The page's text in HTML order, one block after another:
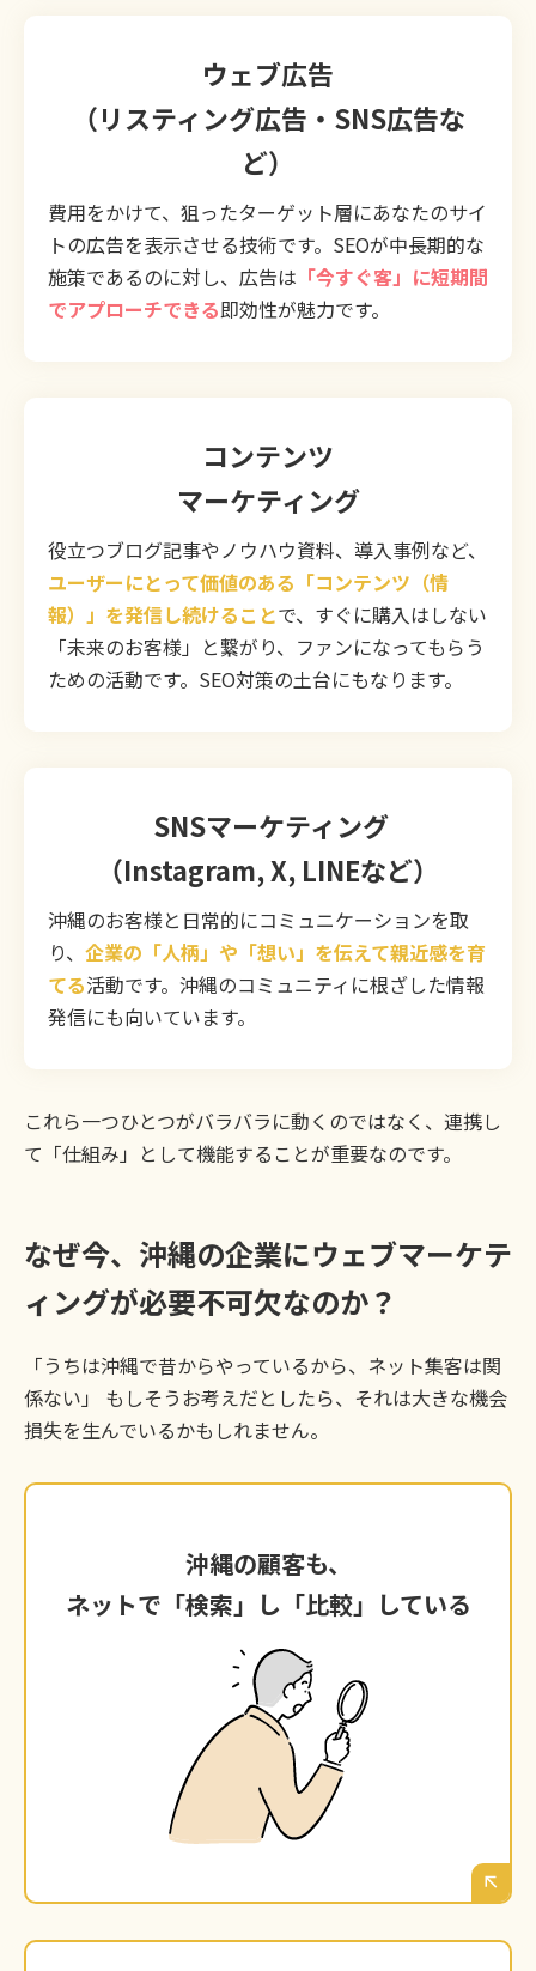
ウェブ広告
（リスティング広告・SNS広告な
ど）
費用をかけて、狙ったターゲット層にあなたのサイ
トの広告を表示させる技術です。SEOが中長期的な
施策であるのに対し、広告は 「今すぐ客」に短期間
でアプローチできる即効性が魅力です。
コンテンツ
マーケティング
役立つブログ記事やノウハウ資料、導入事例など、
ユーザーにとって価値のある「コンテンツ（情
報）」を発信し続けることで、すぐに購入はしない
「未来のお客様」と繋がり、ファンになってもらう
ための活動です。SEO対策の土台にもなります。
SNSマーケティング
（Instagram, X, LINEなど）
沖縄のお客様と日常的にコミュニケーションを取
り、 企業の「人柄」や「想い」を伝えて親近感を育
てる活動です。沖縄のコミュニティに根ざした情報
発信にも向いています。
これら一つひとつがバラバラに動くのではなく、連携し
て「仕組み」として機能することが重要なのです。
なぜ今、沖縄の企業にウェブマーケテ
ィングが必要不可欠なのか？
「うちは沖縄で昔からやっているから、ネット集客は関
係ない」 もしそうお考えだとしたら、それは大きな機会
損失を生んでいるかもしれません。
沖縄の顧客も、
ネットで「検索」し「比較」している
ネットで「検索」し「比較」している
今や、沖縄で新しい美容室を探すのも、BtoBの
取引先を探すのも、まずはスマートフォンやPC
で検索し、複数のサイトを比較検討するのが当
たり前の時代です。その比較の土俵（＝検索結
果）にすら上がれていないとしたら、どうなる